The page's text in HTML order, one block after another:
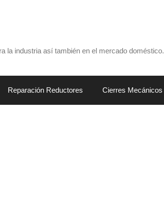
la industria así también en el mercado doméstico.
Reparación Reductores Cierres Mecánicos